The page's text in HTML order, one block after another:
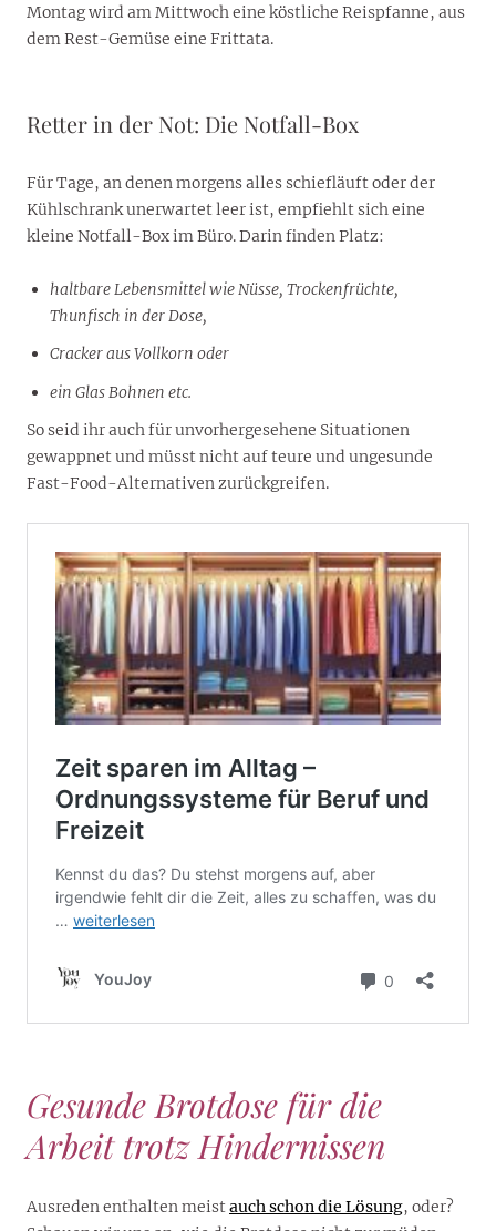
Montag wird am Mittwoch eine köstliche Reispfanne, aus
dem Rest-Gemüse eine Frittata.
Retter in der Not: Die Notfall-Box
Für Tage, an denen morgens alles schiefläuft oder der
Kühlschrank unerwartet leer ist, empfiehlt sich eine
kleine Notfall-Box im Büro. Darin finden Platz:
haltbare Lebensmittel wie Nüsse, Trockenfrüchte,
Thunfisch in der Dose,
Cracker aus Vollkorn oder
ein Glas Bohnen etc.
So seid ihr auch für unvorhergesehene Situationen
gewappnet und müsst nicht auf teure und ungesunde
Fast-Food-Alternativen zurückgreifen.
Gesunde Brotdose für die
Arbeit trotz Hindernissen
Ausreden enthalten meistauch schon die Lösung, oder?